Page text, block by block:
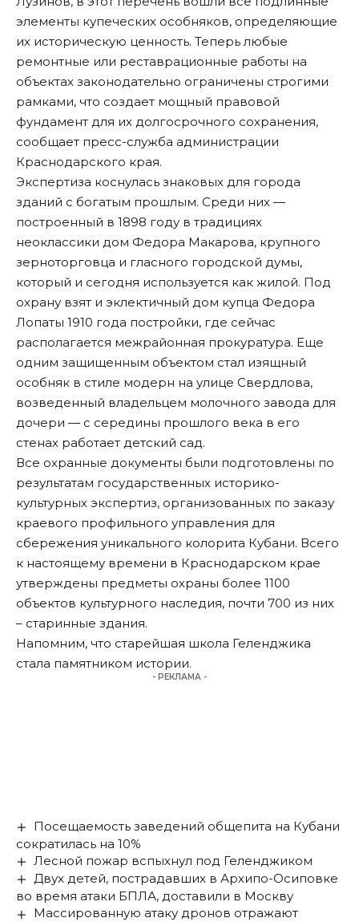
элементы купеческих особняков, определяющие
их историческую ценность. Теперь любые
ремонтные или реставрационные работы на
объектах законодательно ограничены строгими
рамками, что создает мощный правовой
фундамент для их долгосрочного сохранения,
сообщает пресс-служба администрации
Краснодарского края.
Экспертиза коснулась знаковых для города
зданий с богатым прошлым. Среди них —
построенный в 1898 году в традициях
неоклассики дом Федора Макарова, крупного
зерноторговца и гласного городской думы,
который и сегодня используется как жилой. Под
охрану взят и эклектичный дом купца Федора
Лопаты 1910 года постройки, где сейчас
располагается межрайонная прокуратура. Еще
одним защищенным объектом стал изящный
особняк в стиле модерн на улице Свердлова,
возведенный владельцем молочного завода для
дочери — с середины прошлого века в его
стенах работает детский сад.
Все охранные документы были подготовлены по
результатам государственных историко-
культурных экспертиз, организованных по заказу
краевого профильного управления для
сбережения уникального колорита Кубани. Всего
к настоящему времени в Краснодарском крае
утверждены предметы охраны более 1100
объектов культурного наследия, почти 700 из них
– старинные здания.
Напомним, что старейшая школа Геленджика
стала памятником истории.
- РЕКЛАМА -
Посещаемость заведений общепита на Кубани
сократилась на 10%
Лесной пожар вспыхнул под Геленджиком
Двух детей, пострадавших в Архипо-Осиповке
во время атаки БПЛА, доставили в Москву
Массированную атаку дронов отражают